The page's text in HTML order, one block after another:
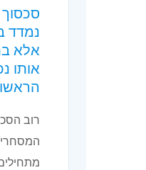
נמדד
אלא
אותו
רוב